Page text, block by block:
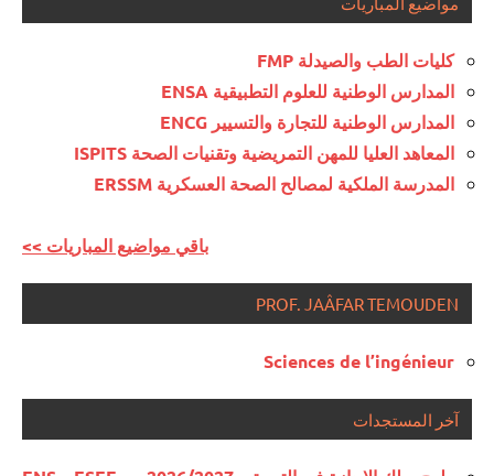
كليات الطب والصيدلة FMP
المدارس الوطنية للعلوم التطبيقية ENSA
المدارس الوطنية للتجارة والتسيير ENCG
المعاهد العليا للمهن التمريضية وتقنيات الصحة ISPITS
المدرسة الملكية لمصالح الصحة العسكرية ERSSM
<< باقي مواضيع المباريات
PROF. JAÂFAR TEMOUDEN
Sciences de l’ingénieur
آخر المستجدات